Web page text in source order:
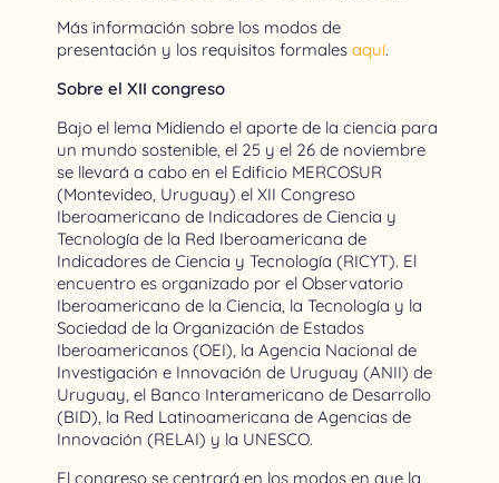
Más información sobre los modos de
presentación y los requisitos formales aquí.
Sobre el XII congreso
Bajo el lema Midiendo el aporte de la ciencia para
un mundo sostenible, el 25 y el 26 de noviembre
se llevará a cabo en el Edificio MERCOSUR
(Montevideo, Uruguay) el XII Congreso
Iberoamericano de Indicadores de Ciencia y
Tecnología de la Red Iberoamericana de
Indicadores de Ciencia y Tecnología (RICYT). El
encuentro es organizado por el Observatorio
Iberoamericano de la Ciencia, la Tecnología y la
Sociedad de la Organización de Estados
Iberoamericanos (OEI), la Agencia Nacional de
Investigación e Innovación de Uruguay (ANII) de
Uruguay, el Banco Interamericano de Desarrollo
(BID), la Red Latinoamericana de Agencias de
Innovación (RELAI) y la UNESCO.
El congreso se centrará en los modos en que la